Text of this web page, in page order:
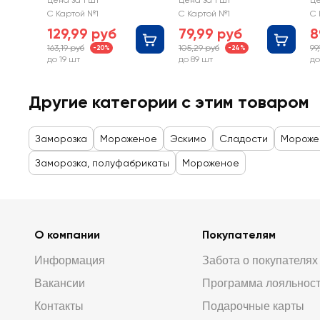
Пломбир ванильный
бельгийском
шоколаде 15%, без
змж, эскимо
С Картой №1
129,99 руб
163,19 руб -20%
до 19 шт
Пломбир
шоколадной
глазури с какао-
крупкой 15%, без
С Картой №1
79,99 руб
105,29 руб -24%
до 89 шт
С
Другие категории с этим товаром
Заморозка Мороженое Эскимо Сладости
Заморозка, полуфабрикаты Мороженое
О компании
Информация
Вакансии
Контакты
Покупателям
Забота о покупателях
Программа
Подарочные карты